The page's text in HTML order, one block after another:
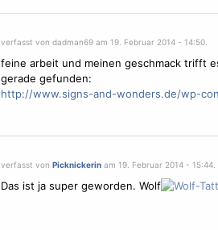
verfasst von dadman69 am 19. Februar 2014 - 14:50.
feine arbeit und meinen geschmack trifft
gerade gefunden:
http://www.signs-and-wonders.de/wp-
verfasst von Picknickerinam 19. Februar 2014 - 15:44.
Das ist ja super geworden. Wolf